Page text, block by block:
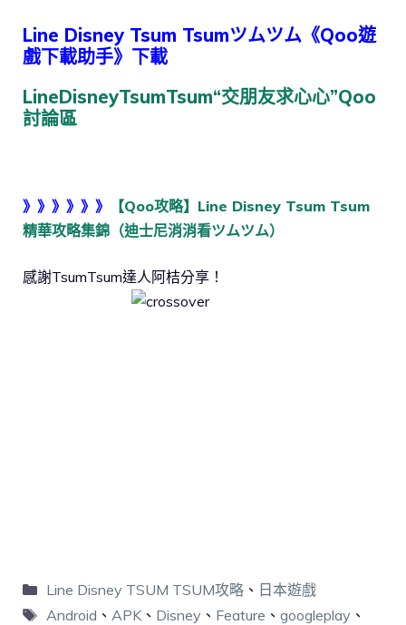
Line Disney Tsum Tsumツムツム《Qoo遊
戲下載助手》下載
LineDisneyTsumTsum“交朋友求心心”Qoo
討論區
》》》》》》
【Qoo攻略】Line Disney Tsum Tsum
精華攻略集錦（迪士尼消消看ツムツム）
感謝TsumTsum達人阿桔分享！
Line Disney TSUM TSUM攻略、 日本遊戲
Android 、 APK、 Disney 、 Feature 、 googleplay 、